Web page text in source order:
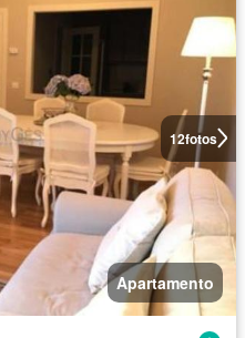
12fotos
Apartamento